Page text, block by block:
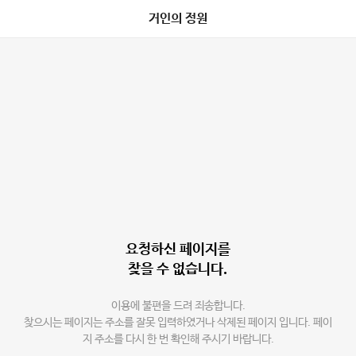
거인의 정원
요청하신 페이지를
찾을 수 없습니다.
이용에 불편을 드려 죄송합니다.
찾으시는 페이지는 주소를 잘못 입력하였거나 삭제된 페이지 입니다. 페이
지 주소를 다시 한 번 확인해 주시기 바랍니다.